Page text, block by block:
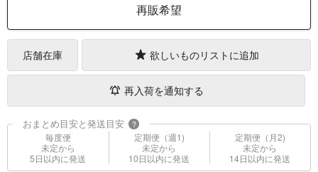
再販希望
店舗在庫 欲しいものリストに追加
再入荷を通知する
おまとめ目安と発送目安 ?
毎度便
未定から
5日以内に発送
定期便（週1)
未定から
10日以内に発送
定期便（月2)
未定から
14日以内に発送